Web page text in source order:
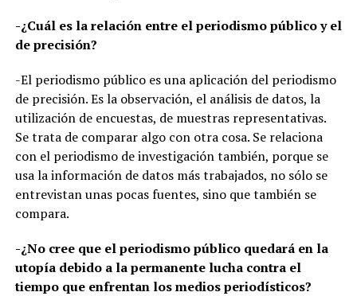
-¿Cuál es la relación entre el periodismo público y el
de precisión?
-El periodismo público es una aplicación del periodismo
de precisión. Es la observación, el análisis de datos, la
utilización de encuestas, de muestras representativas.
Se trata de comparar algo con otra cosa. Se relaciona
con el periodismo de investigación también, porque se
usa la información de datos más trabajados, no sólo se
entrevistan unas pocas fuentes, sino que también se
compara.
-¿No cree que el periodismo público quedará en la
utopía debido a la permanente lucha contra el
tiempo que enfrentan los medios periodísticos?